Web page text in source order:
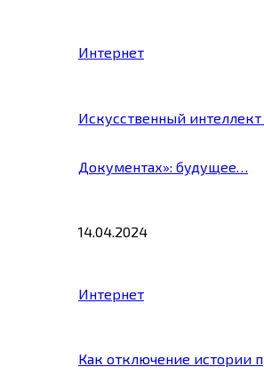
Интернет
Искусственный интеллект
Документах»: будущее…
14.04.2024
Интернет
Как отключение истории